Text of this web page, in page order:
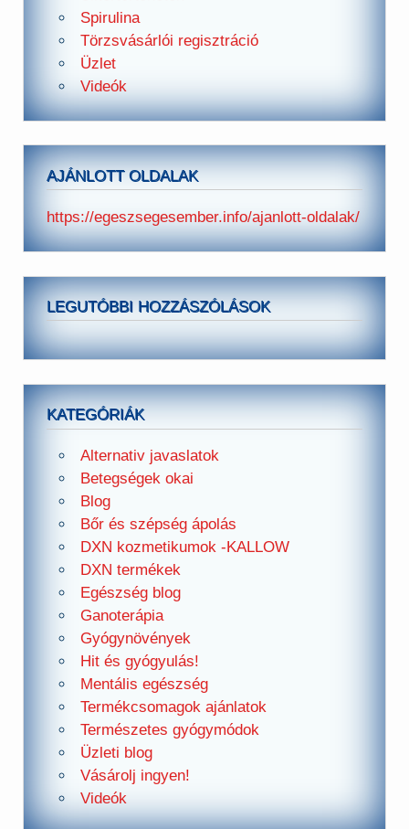
Spirulina
Törzsvásárlói regisztráció
Üzlet
Videók
AJÁNLOTT OLDALAK
https://egeszsegesember.info/ajanlott-oldalak/
LEGUTÓBBI HOZZÁSZÓLÁSOK
KATEGÓRIÁK
Alternativ javaslatok
Betegségek okai
Blog
Bőr és szépség ápolás
DXN kozmetikumok -KALLOW
DXN termékek
Egészség blog
Ganoterápia
Gyógynövények
Hit és gyógyulás!
Mentális egészség
Termékcsomagok ajánlatok
Természetes gyógymódok
Üzleti blog
Vásárolj ingyen!
Videók